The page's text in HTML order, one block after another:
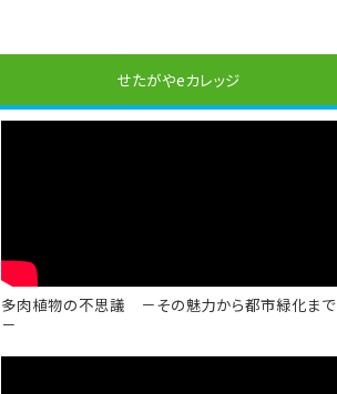
せたがやeカレッジ
多肉植物の不思議 －その魅力から都市緑化まで
－